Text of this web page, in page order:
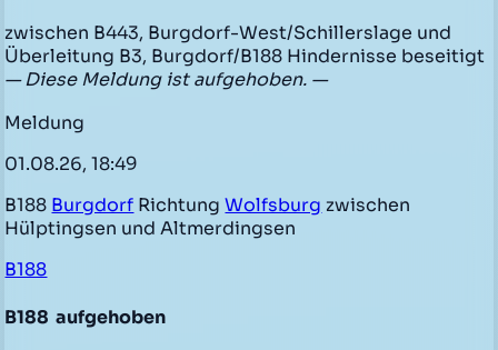
zwischen B443, Burgdorf-West/Schillerslage und
Überleitung B3, Burgdorf/B188 Hindernisse beseitigt
— Diese Meldung ist aufgehoben. —
Meldung
01.08.26, 18:49
B188 Burgdorf RichtungWolfsburg zwischen
Hülptingsen und Altmerdingsen
B188
B188 aufgehoben